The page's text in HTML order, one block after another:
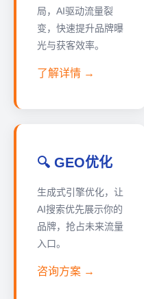
局，AI驱动流量裂
变，快速提升品牌曝
光与获客效率。
了解详情 →
🔍 GEO优化
生成式引擎优化，让
AI搜索优先展示你的
品牌，抢占未来流量
入口。
咨询方案 →